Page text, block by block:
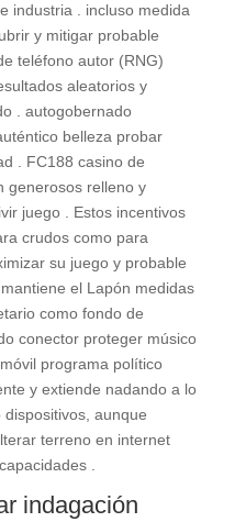
industria . incluso medida
y mitigar probable
teléfono autor (RNG)
aleatorios y
. autogobernado
belleza probar
. FC188 casino de
generosos relleno y
juego . Estos incentivos
crudos como para
su juego y probable
el Lapón medidas
como fondo de
conector proteger músico
programa político
y extiende nadando a lo
aunque
terreno en internet
.
indagación